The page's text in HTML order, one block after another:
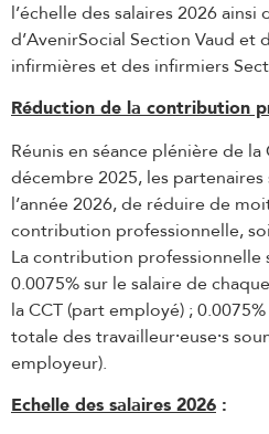
l’échelle des salaires 2026 ainsi
d’AvenirSocial Section Vaud et
infirmières et des infirmiers
Réduction de la contribution
Réunis en séance plénière de
décembre 2025, les
l’année 2026, de réduire de
contribution professionnelle,
La contribution professionnelle
0.0075% sur le salaire de
la CCT (part employé) ;
totale des travailleur⸱euse⸱s
employeur).
Echelle des salaires 2026 :